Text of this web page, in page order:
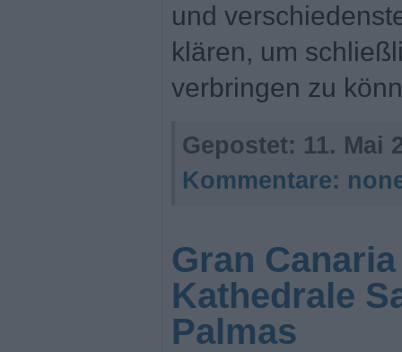
und
klären, um
verbringen zu
Gepostet: 11. Mai
Kommentare:
Gran
Kathedrale
Palmas